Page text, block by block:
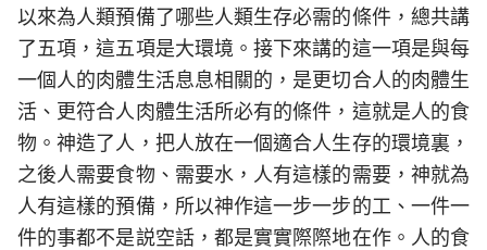
以來為人類預備了哪些人類生存必需的條件，總共講
了五項，這五項是大環境。接下來講的這一項是與每
一個人的肉體生活息息相關的，是更切合人的肉體生
活、更符合人肉體生活所必有的條件，這就是人的食
物。神造了人，把人放在一個適合人生存的環境裏，
之後人需要食物、需要水，人有這樣的需要，神就為
人有這樣的預備，所以神作這一步一步的工、一件一
件的事都不是説空話，都是實實際際地在作。人的食